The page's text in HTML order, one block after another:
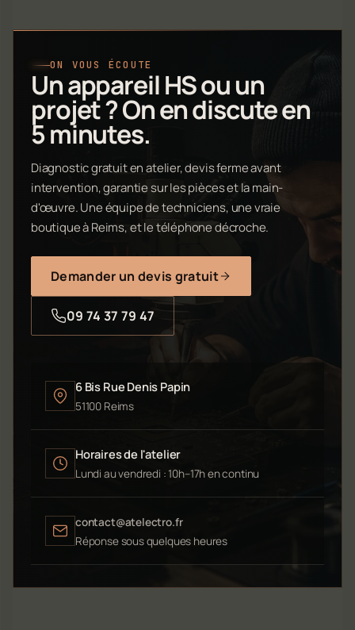
ON VOUS ÉCOUTE
Un appareil HS ou un
projet ? On en discute en
5 minutes.
Diagnostic gratuit en atelier, devis ferme avant
intervention, garantie sur les pièces et la main-
d'œuvre. Une équipe de techniciens, une vraie
boutique à Reims, et le téléphone décroche.
Demander un devis gratuit
09 74 37 79 47
6 Bis Rue Denis Papin
51100 Reims
Horaires de l'atelier
Lundi au vendredi : 10h–17h en continu
contact@atelectro.fr
Réponse sous quelques heures